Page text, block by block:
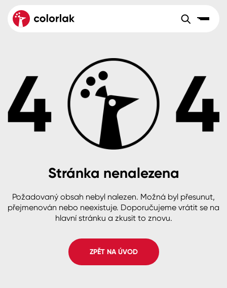
Velkoobchod Sortiment
Aktuality
Reference
O společnosti
B2B +420 800 145 555Po – Pá: 8:00–15:00
Česko
Slovensko Polsko Worldwide
Dřevo
Beton, asfalt, minerální podklady
Plast, sklo, keramika
Stěny
Fasády
Spreje
Colorlak Dekor
Colorlak Profi
Colorlak Pta
Stránka nenalezena
Požadovaný obsah nebyl nalezen. Možná byl přesunut,
přejmenován nebo neexistuje. Doporučujeme vrátit se na
hlavní stránku a zkusit to znovu.
ZPĚT NA ÚVOD